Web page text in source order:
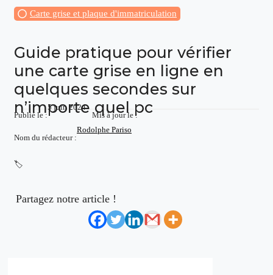
Carte grise et plaque d'immatriculation
Guide pratique pour vérifier
une carte grise en ligne en
quelques secondes sur
n’importe quel pc
Publié le :
5 juin 2024
Mis à jour le :
Nom du rédacteur :
Rodolphe Pariso
🏷️
Partagez notre article !